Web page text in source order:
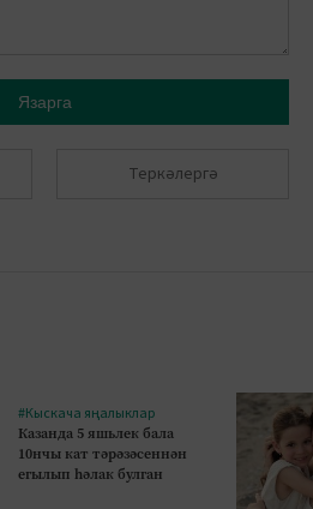
Язарга
Теркәлергә
#Кыскача яңалыклар
Казанда 5 яшьлек бала
10нчы кат тәрәзәсеннән
егылып һәлак булган